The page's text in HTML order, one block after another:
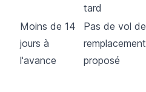
tard
Moins de 14
jours à
l'avance
Pas de vol de
remplacement
proposé